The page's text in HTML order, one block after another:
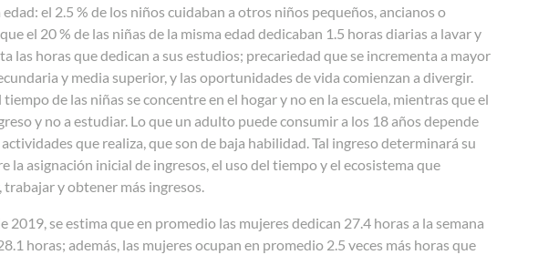
el 2.5 % de los niños cuidaban a otros niños pequeños, ancianos o
el 20 % de las niñas de la misma edad dedicaban 1.5 horas diarias a lavar y
las horas que dedican a sus estudios; precariedad que se incrementa a mayor
y media superior, y las oportunidades de vida comienzan a divergir.
de las niñas se concentre en el hogar y no en la escuela, mientras que el
y no a estudiar. Lo que un adulto puede consumir a los 18 años depende
que realiza, que son de baja habilidad. Tal ingreso determinará su
asignación inicial de ingresos, el uso del tiempo y el ecosistema que
y obtener más ingresos.
2019, se estima que en promedio las mujeres dedican 27.4 horas a la semana
horas; además, las mujeres ocupan en promedio 2.5 veces más horas que